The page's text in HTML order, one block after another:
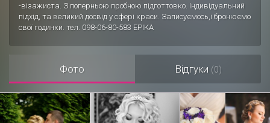
-візажиста. З поперньою пробною підготтовко. Індивідуальний
підхід, та великий досвід у сфері краси. Записуємось,і бронюємо
свої годинки. тел. 098-06-80-583 ЕРІКА
Фото Відгуки (0)